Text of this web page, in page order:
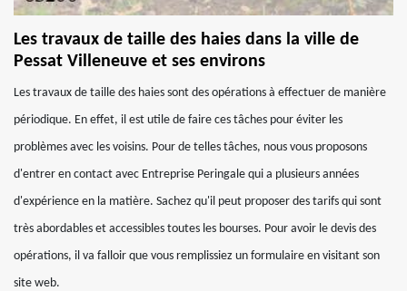
Les travaux de taille des haies dans la ville de
Pessat Villeneuve et ses environs
Les travaux de taille des haies sont des opérations à effectuer de manière
périodique. En effet, il est utile de faire ces tâches pour éviter les
problèmes avec les voisins. Pour de telles tâches, nous vous proposons
d'entrer en contact avec Entreprise Peringale qui a plusieurs années
d'expérience en la matière. Sachez qu'il peut proposer des tarifs qui sont
très abordables et accessibles toutes les bourses. Pour avoir le devis des
opérations, il va falloir que vous remplissiez un formulaire en visitant son
site web.